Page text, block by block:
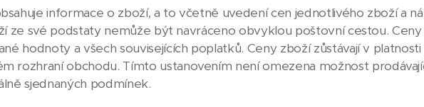
informace o zboží, a to včetně uvedení cen jednotlivého zboží a
ze své podstaty nemůže být navráceno obvyklou poštovní cestou.
hodnoty a všech souvisejících poplatků. Ceny zboží zůstávají v
rozhraní obchodu. Tímto ustanovením není omezena možnost
sjednaných podmínek.